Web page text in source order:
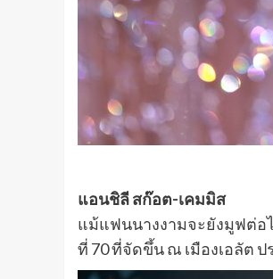
แอนชิลี สก๊อต-เคมมิส
แม้แฟนนางงามจะยังมูฟต่
ที่ 70 ที่จัดขึ้น ณ เมืองเอลัต ป